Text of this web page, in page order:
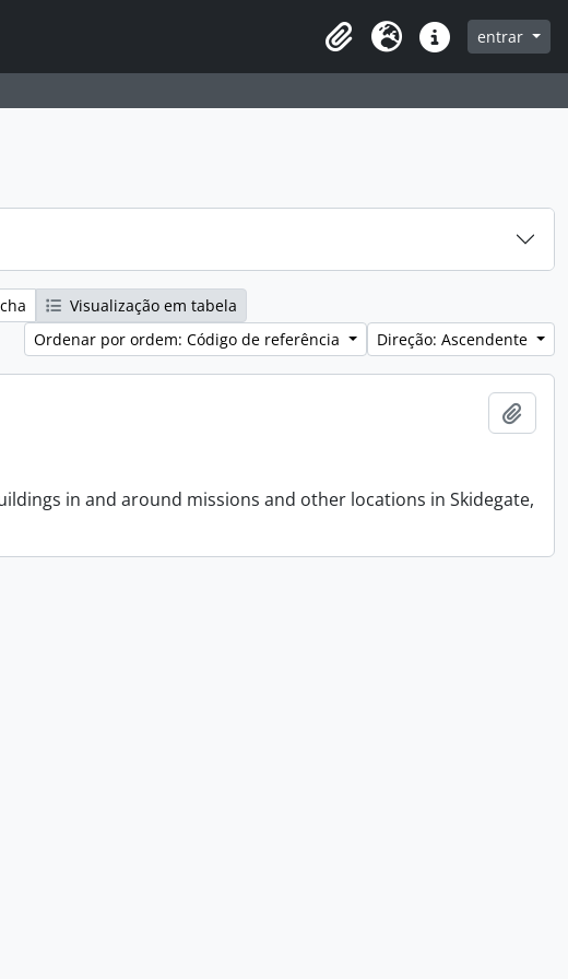
page
Clipboard
Idioma Ligações rápidas
entrar
Visualização em tabela
Ordenar por ordem: Código de referência
Direção: Ascendente
in and around missions and other locations in Skidegate,